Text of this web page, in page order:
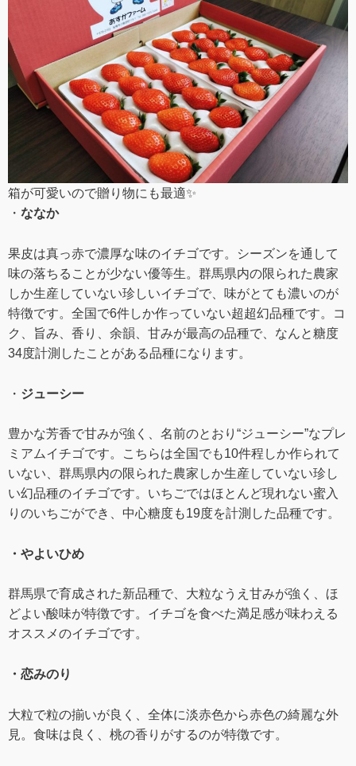
箱が可愛いので贈り物にも最適✨
・ ななか
果皮は真っ赤で濃厚な味のイチゴです。シーズンを通して
味の落ちることが少ない優等生。群馬県内の限られた農家
しか生産していない珍しいイチゴで、味がとても濃いのが
特徴です。全国で6件しか作っていない超超幻品種です。コ
ク、旨み、香り、余韻、甘みが最高の品種で、なんと糖度
34度計測したことがある品種になります。
・ ジューシー
豊かな芳香で甘みが強く、名前のとおり“ジューシー”なプレ
ミアムイチゴです。こちらは全国でも10件程しか作られて
いない、群馬県内の限られた農家しか生産していない珍し
い幻品種のイチゴです。いちごではほとんど現れない蜜入
りのいちごができ、中心糖度も19度を計測した品種です。
・やよいひめ
群馬県で育成された新品種で、大粒なうえ甘みが強く、ほ
どよい酸味が特徴です。イチゴを食べた満足感が味わえる
オススメのイチゴです。
・恋みのり
大粒で粒の揃いが良く、全体に淡赤色から赤色の綺麗な外
見。食味は良く、桃の香りがするのが特徴です。